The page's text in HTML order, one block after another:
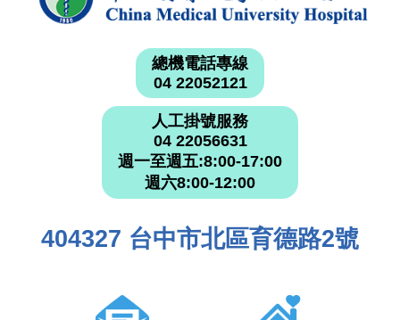
總機電話專線
04 22052121
人工掛號服務
04 22056631
週一至週五:8:00-17:00
週六8:00-12:00
404327 台中市北區育德路2號